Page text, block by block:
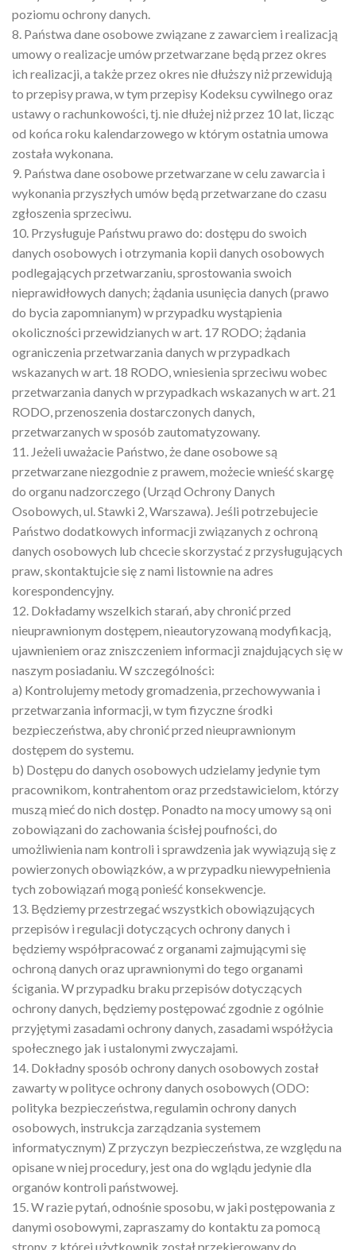
poziomu ochrony danych.
8. Państwa dane osobowe związane z zawarciem i realizacją
umowy o realizacje umów przetwarzane będą przez okres
ich realizacji, a także przez okres nie dłuższy niż przewidują
to przepisy prawa, w tym przepisy Kodeksu cywilnego oraz
ustawy o rachunkowości, tj. nie dłużej niż przez 10 lat, licząc
od końca roku kalendarzowego w którym ostatnia umowa
została wykonana.
9. Państwa dane osobowe przetwarzane w celu zawarcia i
wykonania przyszłych umów będą przetwarzane do czasu
zgłoszenia sprzeciwu.
10. Przysługuje Państwu prawo do: dostępu do swoich
danych osobowych i otrzymania kopii danych osobowych
podlegających przetwarzaniu, sprostowania swoich
nieprawidłowych danych; żądania usunięcia danych (prawo
do bycia zapomnianym) w przypadku wystąpienia
okoliczności przewidzianych w art. 17 RODO; żądania
ograniczenia przetwarzania danych w przypadkach
wskazanych w art. 18 RODO, wniesienia sprzeciwu wobec
przetwarzania danych w przypadkach wskazanych w art. 21
RODO, przenoszenia dostarczonych danych,
przetwarzanych w sposób zautomatyzowany.
11. Jeżeli uważacie Państwo, że dane osobowe są
przetwarzane niezgodnie z prawem, możecie wnieść skargę
do organu nadzorczego (Urząd Ochrony Danych
Osobowych, ul. Stawki 2, Warszawa). Jeśli potrzebujecie
Państwo dodatkowych informacji związanych z ochroną
danych osobowych lub chcecie skorzystać z przysługujących
praw, skontaktujcie się z nami listownie na adres
korespondencyjny.
12. Dokładamy wszelkich starań, aby chronić przed
nieuprawnionym dostępem, nieautoryzowaną modyfikacją,
ujawnieniem oraz zniszczeniem informacji znajdujących się w
naszym posiadaniu. W szczególności:
a) Kontrolujemy metody gromadzenia, przechowywania i
przetwarzania informacji, w tym fizyczne środki
bezpieczeństwa, aby chronić przed nieuprawnionym
dostępem do systemu.
b) Dostępu do danych osobowych udzielamy jedynie tym
pracownikom, kontrahentom oraz przedstawicielom, którzy
muszą mieć do nich dostęp. Ponadto na mocy umowy są oni
zobowiązani do zachowania ścisłej poufności, do
umożliwienia nam kontroli i sprawdzenia jak wywiązują się z
powierzonych obowiązków, a w przypadku niewypełnienia
tych zobowiązań mogą ponieść konsekwencje.
13. Będziemy przestrzegać wszystkich obowiązujących
przepisów i regulacji dotyczących ochrony danych i
będziemy współpracować z organami zajmującymi się
ochroną danych oraz uprawnionymi do tego organami
ścigania. W przypadku braku przepisów dotyczących
ochrony danych, będziemy postępować zgodnie z ogólnie
przyjętymi zasadami ochrony danych, zasadami współżycia
społecznego jak i ustalonymi zwyczajami.
14. Dokładny sposób ochrony danych osobowych został
zawarty w polityce ochrony danych osobowych (ODO:
polityka bezpieczeństwa, regulamin ochrony danych
osobowych, instrukcja zarządzania systemem
informatycznym) Z przyczyn bezpieczeństwa, ze względu na
opisane w niej procedury, jest ona do wglądu jedynie dla
organów kontroli państwowej.
15. W razie pytań, odnośnie sposobu, w jaki postępowania z
danymi osobowymi, zapraszamy do kontaktu za pomocą
strony, z której użytkownik został przekierowany do